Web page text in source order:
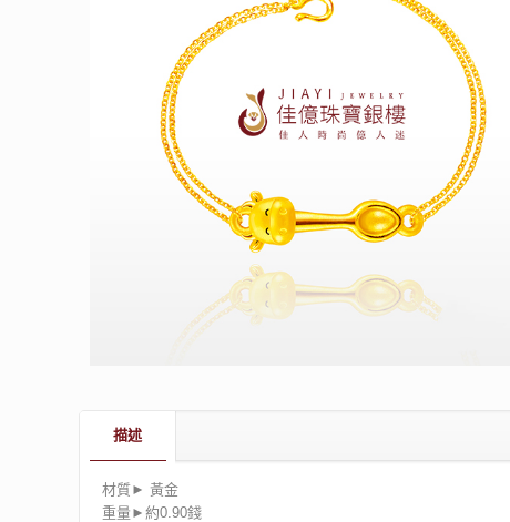
描述
材質► 黃金
重量►約0.90錢